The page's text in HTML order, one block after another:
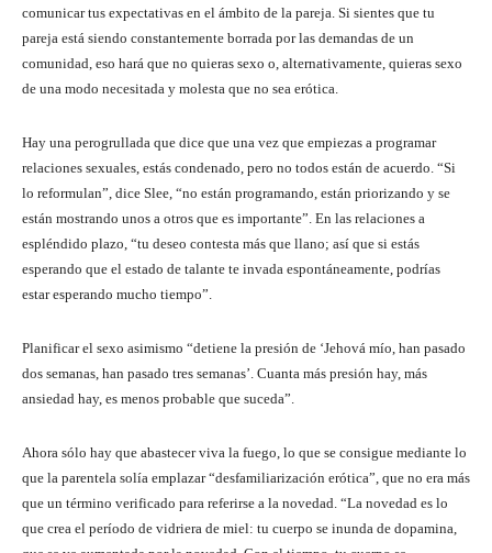
comunicar tus expectativas en el ámbito de la pareja. Si sientes que tu
pareja está siendo constantemente borrada por las demandas de un
comunidad, eso hará que no quieras sexo o, alternativamente, quieras sexo
de una modo necesitada y molesta que no sea erótica.
Hay una perogrullada que dice que una vez que empiezas a programar
relaciones sexuales, estás condenado, pero no todos están de acuerdo. “Si
lo reformulan”, dice Slee, “no están programando, están priorizando y se
están mostrando unos a otros que es importante”. En las relaciones a
espléndido plazo, “tu deseo contesta más que llano; así que si estás
esperando que el estado de talante te invada espontáneamente, podrías
estar esperando mucho tiempo”.
Planificar el sexo asimismo “detiene la presión de ‘Jehová mío, han pasado
dos semanas, han pasado tres semanas’. Cuanta más presión hay, más
ansiedad hay, es menos probable que suceda”.
Ahora sólo hay que abastecer viva la fuego, lo que se consigue mediante lo
que la parentela solía emplazar “desfamiliarización erótica”, que no era más
que un término verificado para referirse a la novedad. “La novedad es lo
que crea el período de vidriera de miel: tu cuerpo se inunda de dopamina,